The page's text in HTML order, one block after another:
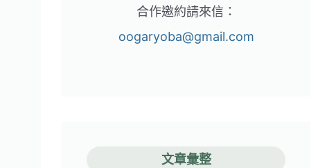
合作邀約請來信：
oogaryoba@gmail.com
文章彙整